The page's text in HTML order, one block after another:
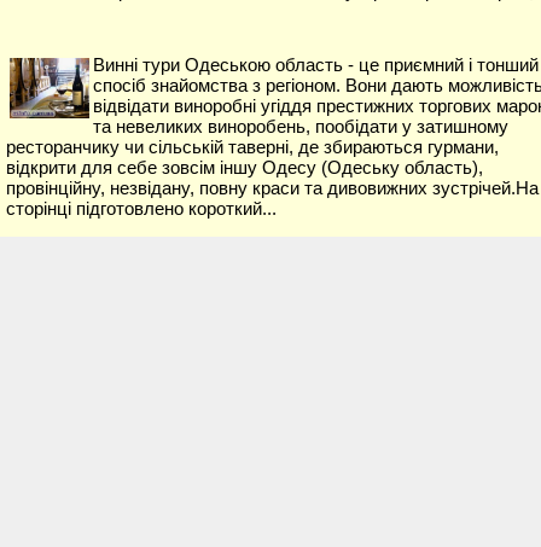
Винні тури Одеською область - це приємний і тонший
спосіб знайомства з регіоном. Вони дають
відвідати виноробні угіддя престижних торгових
та невеликих виноробень, пообідати у затишному
ресторанчику чи сільській таверні, де збираються гурмани,
відкрити для себе зовсім іншу Одесу (Одеську область),
провінційну, незвідану, повну краси та дивовижних зустрічей.На
сторінці підготовлено короткий...